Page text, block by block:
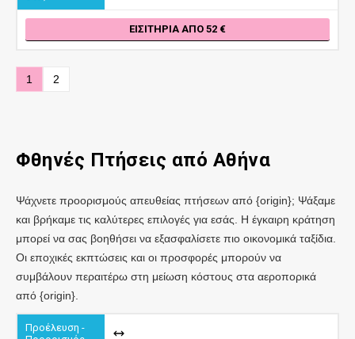
ΕΙΣΙΤΉΡΙΑ ΑΠΌ 52
1 2
Φθηνές Πτήσεις από Αθήνα
Ψάχνετε προορισμούς απευθείας πτήσεων από {origin}; Ψάξαμε
και βρήκαμε τις καλύτερες επιλογές για εσάς. Η έγκαιρη κράτηση
μπορεί να σας βοηθήσει να εξασφαλίσετε πιο οικονομικά ταξίδια.
Οι εποχικές εκπτώσεις και οι προσφορές μπορούν να
συμβάλουν περαιτέρω στη μείωση κόστους στα αεροπορικά
από {origin}.